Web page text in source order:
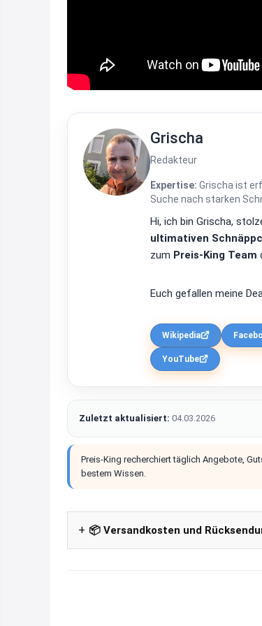
Grischa
Redakteur
Expertise: Grischa ist
Suche nach starken
Hi, ich bin Grischa,
ultimativen
zum Preis-King Team
Euch gefallen meine
Wikipedia
YouTube
Zuletzt aktualisiert: 04.03.2026
Preis-King recherchiert täglich Angebote,
bestem Wissen.
📦 Versandkosten und